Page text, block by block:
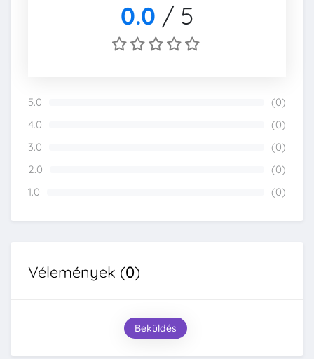
0.0 / 5
5.0
(0)
4.0
(0)
3.0
(0)
2.0
(0)
1.0
(0)
Vélemények (0)
Beküldés